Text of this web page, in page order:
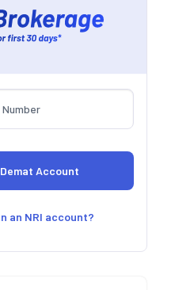
an NRI account?